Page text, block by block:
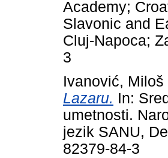
Academy;
Slavonic and
Cluj-Napoca;
3
Ivanović, Miloš
Lazaru. In:
umetnosti.
jezik SANU,
82379-84-3